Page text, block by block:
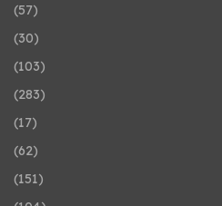
(57)
(30)
(103)
(283)
(17)
(62)
(151)